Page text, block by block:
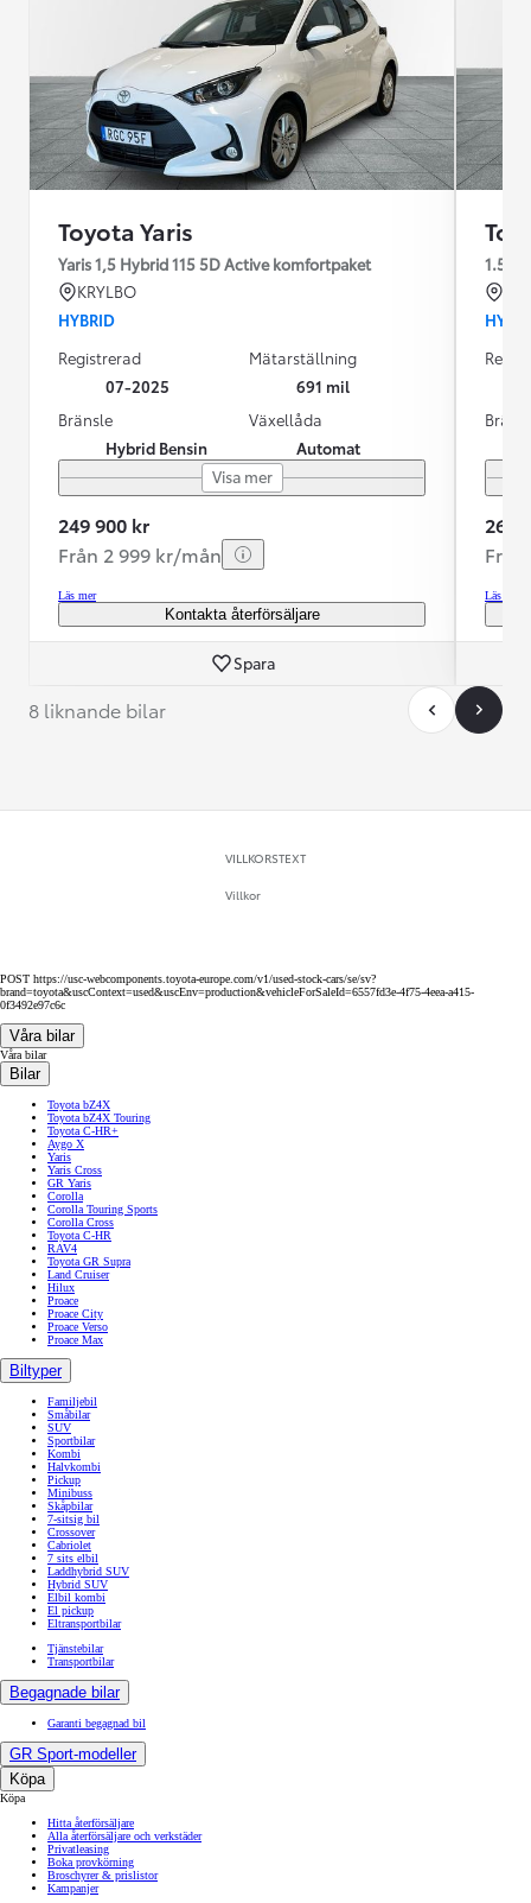
Toyota Yaris
Yaris 1,5 Hybrid 115 5D Active komfortpaket
KRYLBO
HYBRID
Registrerad
07-2025
Mätarställning
691 mil
Bränsle
Hybrid Bensin
Växellåda
Automat
Visa mer
249 900 kr
Från 2 999 kr/mån
Läs mer
Kontakta återförsäljare
Spara
269
Läs mer
8 liknande bilar
VILLKORSTEXT
Villkor
POST https://usc-webcomponents.toyota-europe.com/v1/used-stock-cars/se/sv?
brand=toyota&uscContext=used&uscEnv=production&vehicleForSaleId=6557fd3e-4f75-4eea-a415-
0f3492e97c6c
Våra bilar
Våra bilar
Bilar
Toyota bZ4X
Toyota bZ4X Touring
Toyota C-HR+
Aygo X
Yaris
Yaris Cross
GR Yaris
Corolla
Corolla Touring Sports
Corolla Cross
Toyota C-HR
RAV4
Toyota GR Supra
Land Cruiser
Hilux
Proace
Proace City
Proace Verso
Proace Max
Biltyper
Familjebil
Småbilar
SUV
Sportbilar
Kombi
Halvkombi
Pickup
Minibuss
Skåpbilar
7-sitsig bil
Crossover
Cabriolet
7 sits elbil
Laddhybrid SUV
Hybrid SUV
Elbil kombi
El pickup
Eltransportbilar
Tjänstebilar
Transportbilar
Begagnade bilar
Garanti begagnad bil
GR Sport-modeller
Köpa
Köpa
Hitta återförsäljare
Alla återförsäljare och verkstäder
Privatleasing
Boka provkörning
Broschyrer & prislistor
Kampanjer